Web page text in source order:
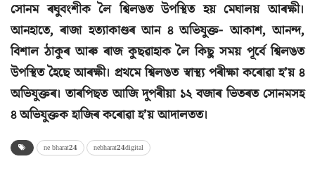
সোনম ৰঘুবংশীক লৈ শ্বিলঙত উপস্থিত হয় মেঘালয় আৰক্ষী।
আনহাতে, ৰাজা হত্যাকাণ্ডৰ আন ৪ অভিযুক্ত- আকাশ, আনন্দ,
বিশাল ঠাকুৰ আৰু ৰাজ কুছৱাহাক লৈ কিছু সময় পূৰ্বে শ্বিলঙত
উপস্থিত হৈছে আৰক্ষী। প্ৰথমে শ্বিলঙত স্বাস্থ্য পৰীক্ষা কৰোৱা হ’য় ৪
অভিযুক্তৰ। তাৰপিছত আজি দুপৰীয়া ১২ বজাৰ ভিতৰত সোনমসহ
৪ অভিযুক্তক হাজিৰ কৰোৱা হ’য় আদালতত।
ne bharat24 nebharat24digital